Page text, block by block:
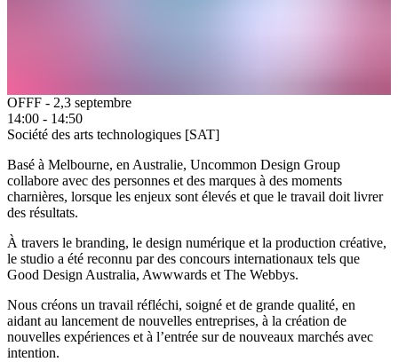
OFFF - 2,3 septembre
14:00 - 14:50
Société des arts technologiques [SAT]
Basé à Melbourne, en Australie, Uncommon Design Group
collabore avec des personnes et des marques à des moments
charnières, lorsque les enjeux sont élevés et que le travail doit livrer
des résultats.
À travers le branding, le design numérique et la production créative,
le studio a été reconnu par des concours internationaux tels que
Good Design Australia, Awwwards et The Webbys.
Nous créons un travail réfléchi, soigné et de grande qualité, en
aidant au lancement de nouvelles entreprises, à la création de
nouvelles expériences et à l’entrée sur de nouveaux marchés avec
intention.